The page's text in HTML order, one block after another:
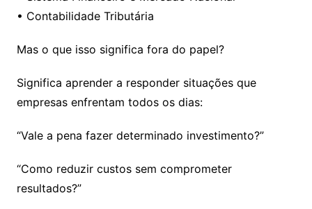
• Contabilidade Tributária
Mas o que isso significa fora do papel?
Significa aprender a responder situações que
empresas enfrentam todos os dias:
“Vale a pena fazer determinado investimento?”
“Como reduzir custos sem comprometer
resultados?”